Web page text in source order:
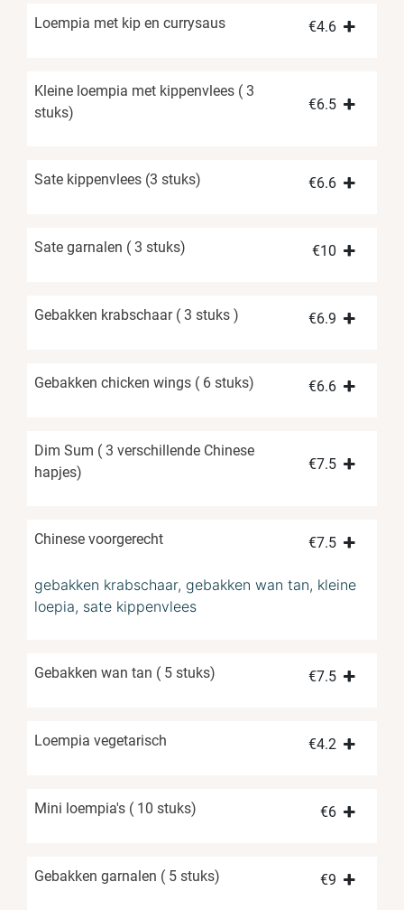
Loempia met kip en currysaus €4.6
Kleine loempia met kippenvlees ( 3
stuks)
€6.5
Sate kippenvlees (3 stuks) €6.6
Sate garnalen ( 3 stuks) €10
Gebakken krabschaar ( 3 stuks ) €6.9
Gebakken chicken wings ( 6 stuks) €6.6
Dim Sum ( 3 verschillende Chinese
hapjes)
€7.5
Chinese voorgerecht €7.5
gebakken krabschaar, gebakken wan tan, kleine
loepia, sate kippenvlees
Gebakken wan tan ( 5 stuks) €7.5
Loempia vegetarisch €4.2
Mini loempia's ( 10 stuks) €6
Gebakken garnalen ( 5 stuks) €9